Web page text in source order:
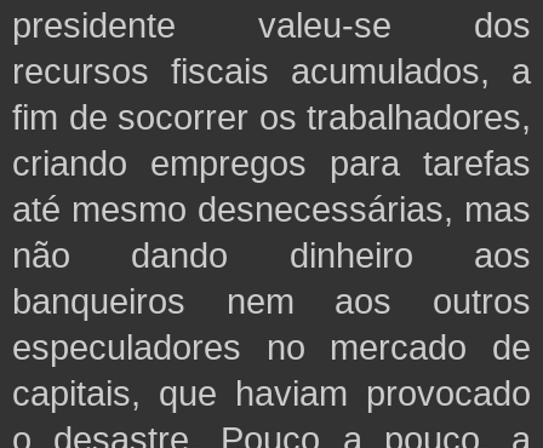
presidente valeu-se dos
recursos fiscais acumulados, a
fim de socorrer os trabalhadores,
criando empregos para tarefas
até mesmo desnecessárias, mas
não dando dinheiro aos
banqueiros nem aos outros
especuladores no mercado de
capitais, que haviam provocado
o desastre. Pouco a pouco, a